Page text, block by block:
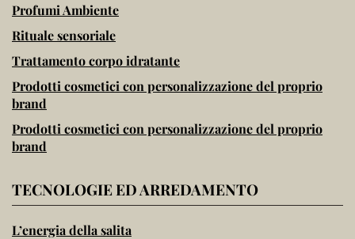
Profumi Ambiente
Rituale sensoriale
Trattamento corpo idratante
Prodotti cosmetici con personalizzazione del proprio
brand
Prodotti cosmetici con personalizzazione del proprio
brand
TECNOLOGIE ED ARREDAMENTO
L’energia della salita